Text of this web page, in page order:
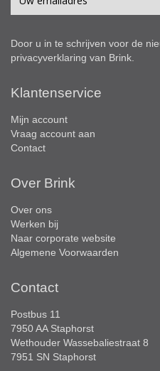
Door u in te schrijven voor de
privacyverklaring van Brink.
Klantenservice
Mijn account
Vraag account aan
Contact
Over Brink
Over ons
Werken bij
Naar corporate website
Algemene Voorwaarden
Contact
Postbus 11
7950 AA Staphorst
Wethouder Wassebaliestraat 8
7951 SN Staphorst